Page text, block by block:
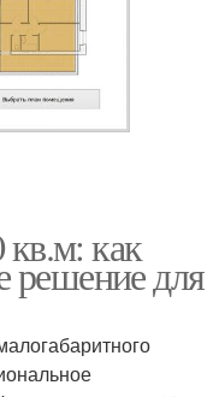
как
решение для